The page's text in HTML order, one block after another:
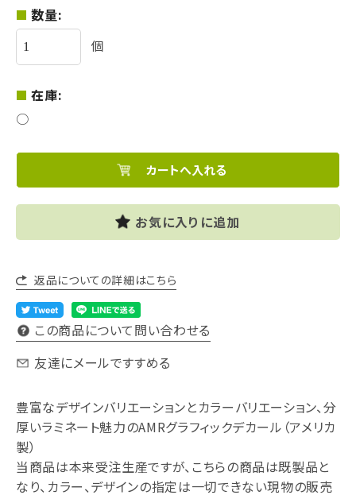
数量:
個
在庫:
○
お気に入りに追加
返品についての詳細はこちら
この商品について問い合わせる
友達にメールですすめる
豊富なデザインバリエーションとカラーバリエーション、分
厚いラミネート魅力のAMRグラフィックデカール（アメリカ
製）
当商品は本来受注生産ですが、こちらの商品は既製品と
なり、カラー、デザインの指定は一切できない現物の販売